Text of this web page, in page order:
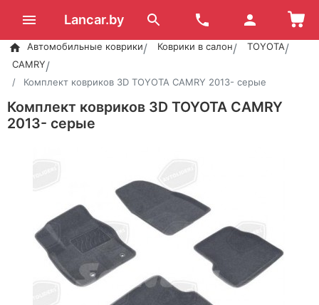
Lancar.by
Автомобильные коврики Коврики в салон
TOYOTA
CAMRY
Комплект ковриков 3D TOYOTA CAMRY 2013- серые
Комплект ковриков 3D TOYOTA CAMRY
2013- серые